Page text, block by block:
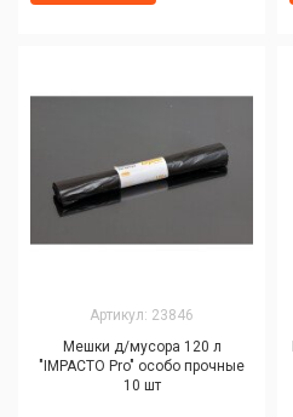
Артикул: 23846
Мешки д/мусора 120 л
"IMPACTO Pro" особо прочные
10 шт